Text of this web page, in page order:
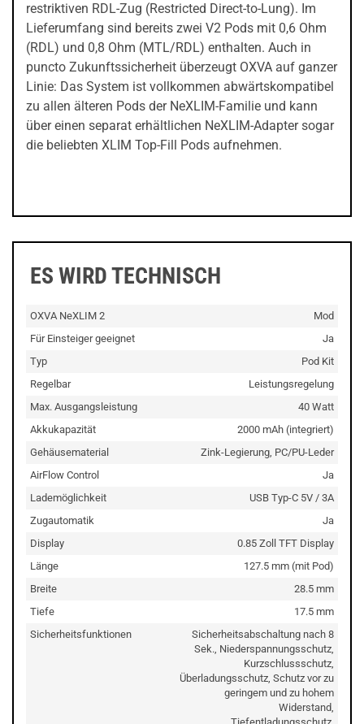
restriktiven RDL-Zug (Restricted Direct-to-Lung). Im
Lieferumfang sind bereits zwei V2 Pods mit 0,6 Ohm
(RDL) und 0,8 Ohm (MTL/RDL) enthalten. Auch in
puncto Zukunftssicherheit überzeugt OXVA auf ganzer
Linie: Das System ist vollkommen abwärtskompatibel
zu allen älteren Pods der NeXLIM-Familie und kann
über einen separat erhältlichen NeXLIM-Adapter sogar
die beliebten XLIM Top-Fill Pods aufnehmen.
ES WIRD TECHNISCH
OXVA NeXLIM 2
Mod
Für Einsteiger geeignet
Ja
Typ
Pod Kit
Regelbar
Leistungsregelung
Max. Ausgangsleistung
40 Watt
Akkukapazität
2000 mAh (integriert)
Gehäusematerial
Zink-Legierung, PC/PU-Leder
AirFlow Control
Ja
Lademöglichkeit
USB Typ-C 5V / 3A
Zugautomatik
Ja
Display
0.85 Zoll TFT Display
Länge
127.5 mm (mit Pod)
Breite
28.5 mm
Tiefe
17.5 mm
Sicherheitsfunktionen
Sicherheitsabschaltung nach 8
Sek., Niederspannungsschutz,
Kurzschlussschutz,
Überladungsschutz, Schutz vor zu
geringem und zu hohem
Widerstand,